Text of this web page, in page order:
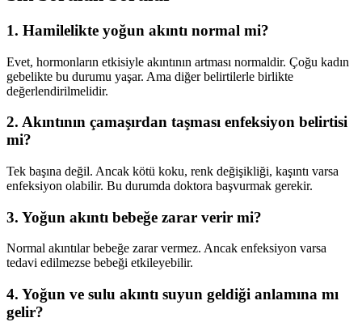
1. Hamilelikte yoğun akıntı normal mi?
Evet, hormonların etkisiyle akıntının artması normaldir. Çoğu kadın
gebelikte bu durumu yaşar. Ama diğer belirtilerle birlikte
değerlendirilmelidir.
2. Akıntının çamaşırdan taşması enfeksiyon belirtisi
mi?
Tek başına değil. Ancak kötü koku, renk değişikliği, kaşıntı varsa
enfeksiyon olabilir. Bu durumda doktora başvurmak gerekir.
3. Yoğun akıntı bebeğe zarar verir mi?
Normal akıntılar bebeğe zarar vermez. Ancak enfeksiyon varsa
tedavi edilmezse bebeği etkileyebilir.
4. Yoğun ve sulu akıntı suyun geldiği anlamına mı
gelir?